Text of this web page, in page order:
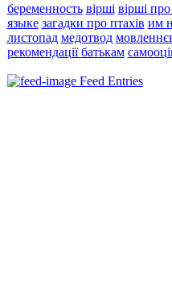
беременность вірші вірші
языке загадки про птахів им
листопад медотвод
рекомендації батькам
Feed Entries